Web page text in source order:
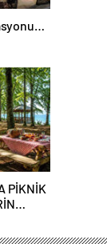
PİKNİK